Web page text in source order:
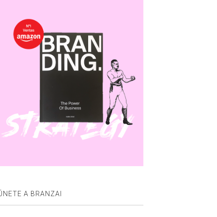
A BRANZAI